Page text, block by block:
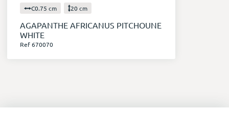
C0.75 cm 20 cm
AGAPANTHE AFRICANUS PITCHOUNE
WHITE
Ref 670070